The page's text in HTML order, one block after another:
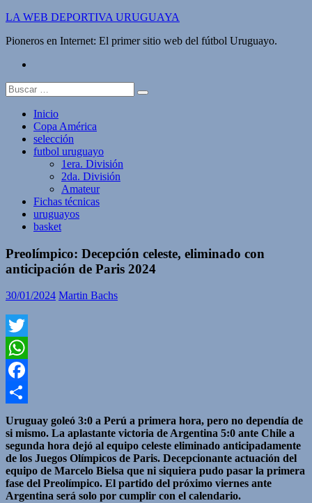
Saltar
contenido
LA WEB DEPORTIVA URUGUAYA
Pioneros en Internet: El primer sitio web del fútbol Uruguayo.
Buscar:
Inicio
Copa América
selección
futbol uruguayo
1era. División
2da. División
Amateur
Fichas técnicas
uruguayos
basket
Preolímpico: Decepción celeste, eliminado con
anticipación de Paris 2024
30/01/2024 Martin Bachs
Twitter
WhatsApp
Facebook
Compartir
Uruguay goleó 3:0 a Perú a primera hora, pero no dependía de
si mismo. La aplastante victoria de Argentina 5:0 ante Chile a
segunda hora dejó al equipo celeste eliminado anticipadamente
de los Juegos Olímpicos de Paris. Decepcionante actuación del
equipo de Marcelo Bielsa que ni siquiera pudo pasar la primera
fase del Preolímpico. El partido del próximo viernes ante
Argentina será solo por cumplir con el calendario.